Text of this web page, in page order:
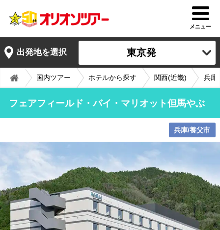
メニュー
出発地を選択 東京発
国内ツアー ホテルから探す 関西(近畿) 兵庫
フェアフィールド・バイ・マリオット但馬やぶ
兵庫/養父市